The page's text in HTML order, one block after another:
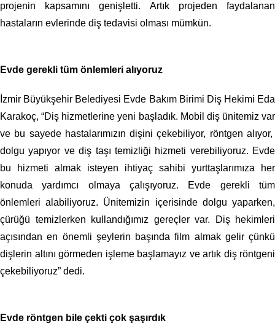
projenin kapsamını genişletti. Artık projeden faydalanan
hastaların evlerinde diş tedavisi olması mümkün.
Evde gerekli tüm önlemleri alıyoruz
İzmir Büyükşehir Belediyesi Evde Bakım Birimi Diş Hekimi Eda
Karakoç, “Diş hizmetlerine yeni başladık. Mobil diş ünitemiz var
ve bu sayede hastalarımızın dişini çekebiliyor, röntgen alıyor,
dolgu yapıyor ve diş taşı temizliği hizmeti verebiliyoruz. Evde
bu hizmeti almak isteyen ihtiyaç sahibi yurttaşlarımıza her
konuda yardımcı olmaya çalışıyoruz. Evde gerekli tüm
önlemleri alabiliyoruz. Ünitemizin içerisinde dolgu yaparken,
çürüğü temizlerken kullandığımız gereçler var. Diş hekimleri
açısından en önemli şeylerin başında film almak gelir çünkü
dişlerin altını görmeden işleme başlamayız ve artık diş röntgeni
çekebiliyoruz” dedi.
Evde röntgen bile çekti çok şaşırdık